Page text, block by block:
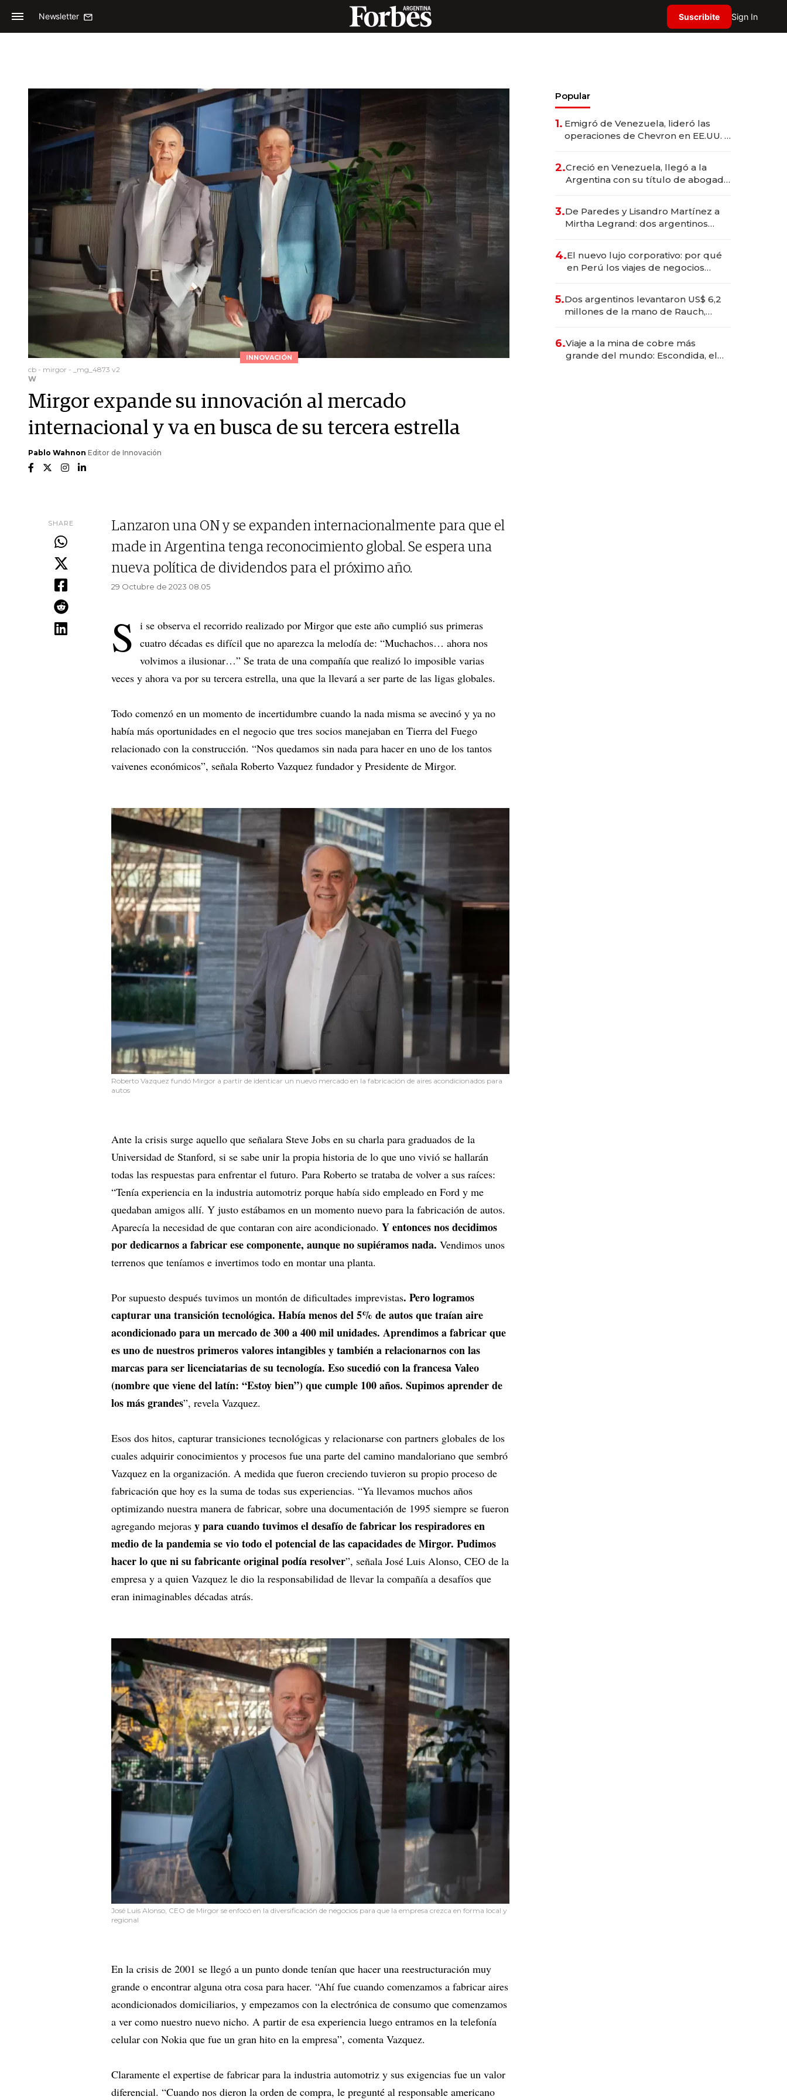
Newsletter Suscribite Sign In
INNOVACIÓN
cb - mirgor - _mg_4873 v2
W
Mirgor expande su innovación al mercado
internacional y va en busca de su tercera estrella
Pablo Wahnon Editor de Innovación
SHARE
Lanzaron una ON y se expanden internacionalmente para que el
made in Argentina tenga reconocimiento global. Se espera una
nueva política de dividendos para el próximo año.
29 Octubre de 2023 08.05
S i se observa el recorrido realizado por Mirgor que este año cumplió sus primeras
cuatro décadas es difícil que no aparezca la melodía de: “Muchachos… ahora nos
volvimos a ilusionar…” Se trata de una compañía que realizó lo imposible varias
veces y ahora va por su tercera estrella, una que la llevará a ser parte de las ligas globales.
Todo comenzó en un momento de incertidumbre cuando la nada misma se avecinó y ya no
había más oportunidades en el negocio que tres socios manejaban en Tierra del Fuego
relacionado con la construcción. “Nos quedamos sin nada para hacer en uno de los tantos
vaivenes económicos”, señala Roberto Vazquez fundador y Presidente de Mirgor.
Roberto Vazquez fundó Mirgor a partir de identicar un nuevo mercado en la fabricación de aires acondicionados para
autos
Ante la crisis surge aquello que señalara Steve Jobs en su charla para graduados de la
Universidad de Stanford, si se sabe unir la propia historia de lo que uno vivió se hallarán
todas las respuestas para enfrentar el futuro. Para Roberto se trataba de volver a sus raíces:
“Tenía experiencia en la industria automotriz porque había sido empleado en Ford y me
quedaban amigos allí. Y justo estábamos en un momento nuevo para la fabricación de autos.
Aparecía la necesidad de que contaran con aire acondicionado. Y entonces nos decidimos
por dedicarnos a fabricar ese componente, aunque no supiéramos nada. Vendimos unos
terrenos que teníamos e invertimos todo en montar una planta.
Por supuesto después tuvimos un montón de dificultades imprevistas. Pero logramos
capturar una transición tecnológica. Había menos del 5% de autos que traían aire
acondicionado para un mercado de 300 a 400 mil unidades. Aprendimos a fabricar que
es uno de nuestros primeros valores intangibles y también a relacionarnos con las
marcas para ser licenciatarias de su tecnología. Eso sucedió con la francesa Valeo
(nombre que viene del latín: “Estoy bien”) que cumple 100 años. Supimos aprender de
los más grandes”, revela Vazquez.
Esos dos hitos, capturar transiciones tecnológicas y relacionarse con partners globales de los
cuales adquirir conocimientos y procesos fue una parte del camino mandaloriano que sembró
Vazquez en la organización. A medida que fueron creciendo tuvieron su propio proceso de
fabricación que hoy es la suma de todas sus experiencias. “Ya llevamos muchos años
optimizando nuestra manera de fabricar, sobre una documentación de 1995 siempre se fueron
agregando mejoras y para cuando tuvimos el desafío de fabricar los respiradores en
medio de la pandemia se vio todo el potencial de las capacidades de Mirgor. Pudimos
hacer lo que ni su fabricante original podía resolver”, señala José Luis Alonso, CEO de la
empresa y a quien Vazquez le dio la responsabilidad de llevar la compañía a desafíos que
eran inimaginables décadas atrás.
José Luis Alonso, CEO de Mirgor se enfocó en la diversificación de negocios para que la empresa crezca en forma local y
regional
En la crisis de 2001 se llegó a un punto donde tenían que hacer una reestructuración muy
grande o encontrar alguna otra cosa para hacer. “Ahí fue cuando comenzamos a fabricar aires
acondicionados domiciliarios, y empezamos con la electrónica de consumo que comenzamos
a ver como nuestro nuevo nicho. A partir de esa experiencia luego entramos en la telefonía
celular con Nokia que fue un gran hito en la empresa”, comenta Vazquez.
Claramente el expertise de fabricar para la industria automotriz y sus exigencias fue un valor
diferencial. “Cuando nos dieron la orden de compra, le pregunté al responsable americano
Popular
1. Emigró de Venezuela, lideró las
operaciones de Chevron en EE.UU. y
2.Creció en Venezuela, llegó a la
Argentina con su título de abogado
marcas "fast premium"
3.De Paredes y Lisandro Martínez a
Mirtha Legrand: dos argentinos
4.El nuevo lujo corporativo: por qué
en Perú los viajes de negocios
transformadoras
5.Dos argentinos levantaron US$ 6,2
millones de la mano de Rauch,
6.Viaje a la mina de cobre más
grande del mundo: Escondida, el